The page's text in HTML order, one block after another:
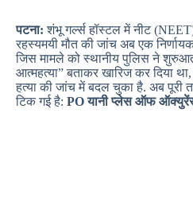
पटना: शंभू गर्ल्स हॉस्टल में नीट
रहस्यमयी मौत की जांच अब एक
जिस मामले को स्थानीय पुलिस ने
आत्महत्या” बताकर खारिज कर दिया
हत्या की जांच में बदल चुका है. अब पूरी
टिक गई है: PO यानी प्लेस ऑफ